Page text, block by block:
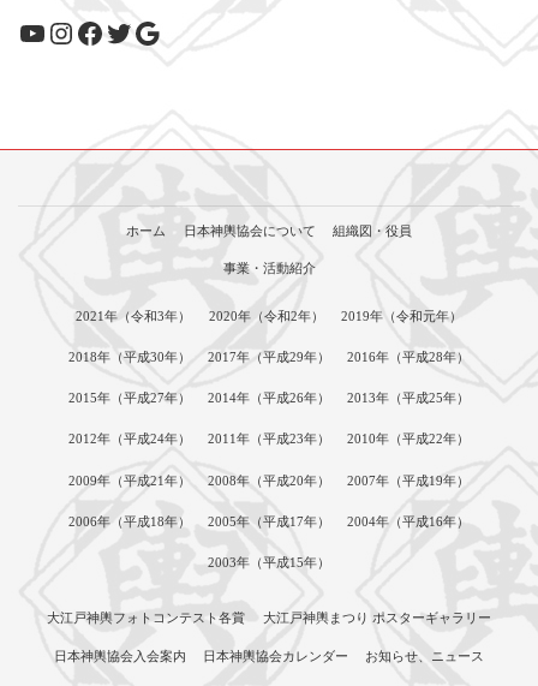
YouTube
Instagram
Facebook
Twitter
Google
ホーム 日本神輿協会について 組織図・役員
事業・活動紹介
2021年（令和3年） 2020年（令和2年） 2019年（令和元年）
2018年（平成30年） 2017年（平成29年） 2016年（平成28年）
2015年（平成27年） 2014年（平成26年） 2013年（平成25年）
2012年（平成24年） 2011年（平成23年） 2010年（平成22年）
2009年（平成21年） 2008年（平成20年） 2007年（平成19年）
2006年（平成18年） 2005年（平成17年） 2004年（平成16年）
2003年（平成15年）
大江戸神輿フォトコンテスト各賞 大江戸神輿まつり ポスターギャラリー
日本神輿協会入会案内 日本神輿協会カレンダー お知らせ、ニュース